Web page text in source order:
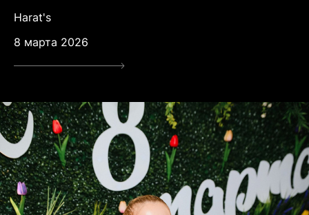
Harat's
8 марта 2026